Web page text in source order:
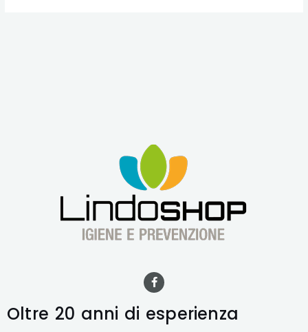
F
a
e
b
Oltre 20 anni di esperienza